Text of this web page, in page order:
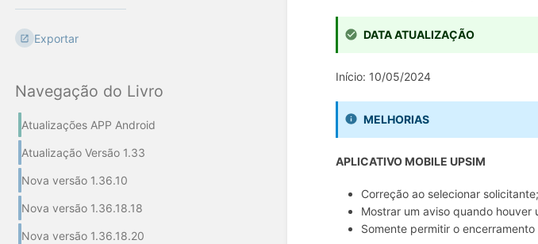
Exportar
Navegação do Livro
Atualizações APP Android
Atualização Versão 1.33
Nova versão 1.36.10
Nova versão 1.36.18.18
Nova versão 1.36.18.20
DATA ATUALIZAÇÃO
Início: 10/05/2024
MELHORIAS
APLICATIVO MOBILE UPSIM
Correção ao selecionar solicitante;
Mostrar um aviso quando houver
Somente permitir o